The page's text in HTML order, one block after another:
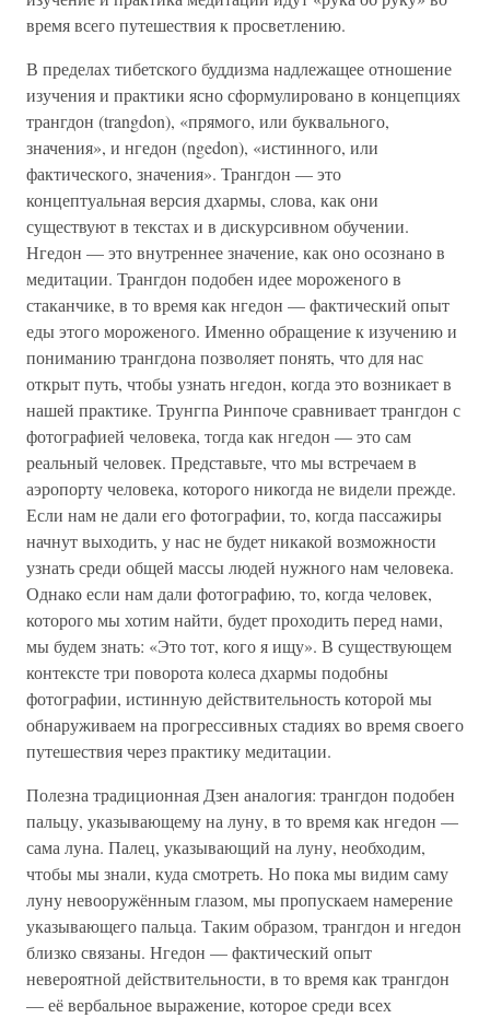
время всего путешествия к просветлению.
В пределах тибетского буддизма надлежащее отношение
изучения и практики ясно сформулировано в концепциях
трангдон (trangdon), «прямого, или буквального,
значения», и нгедон (ngedon), «истинного, или
фактического, значения». Трангдон — это
концептуальная версия дхармы, слова, как они
существуют в текстах и в дискурсивном обучении.
Нгедон — это внутреннее значение, как оно осознано в
медитации. Трангдон подобен идее мороженого в
стаканчике, в то время как нгедон — фактический опыт
еды этого мороженого. Именно обращение к изучению и
пониманию трангдона позволяет понять, что для нас
открыт путь, чтобы узнать нгедон, когда это возникает в
нашей практике. Трунгпа Ринпоче сравнивает трангдон с
фотографией человека, тогда как нгедон — это сам
реальный человек. Представьте, что мы встречаем в
аэропорту человека, которого никогда не видели прежде.
Если нам не дали его фотографии, то, когда пассажиры
начнут выходить, у нас не будет никакой возможности
узнать среди общей массы людей нужного нам человека.
Однако если нам дали фотографию, то, когда человек,
которого мы хотим найти, будет проходить перед нами,
мы будем знать: «Это тот, кого я ищу». В существующем
контексте три поворота колеса дхармы подобны
фотографии, истинную действительность которой мы
обнаруживаем на прогрессивных стадиях во время своего
путешествия через практику медитации.
Полезна традиционная Дзен аналогия: трангдон подобен
пальцу, указывающему на луну, в то время как нгедон —
сама луна. Палец, указывающий на луну, необходим,
чтобы мы знали, куда смотреть. Но пока мы видим саму
луну невооружённым глазом, мы пропускаем намерение
указывающего пальца. Таким образом, трангдон и нгедон
близко связаны. Нгедон — фактический опыт
невероятной действительности, в то время как трангдон
— её вербальное выражение, которое среди всех